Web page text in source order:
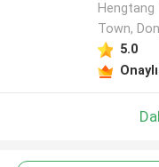
Hengtang
Town,
5.0